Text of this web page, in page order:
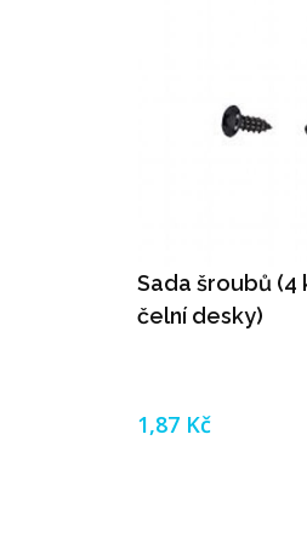
Sada šroubů (4
čelní desky)
1,87 Kč